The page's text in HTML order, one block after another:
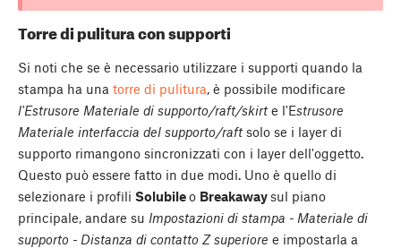
Torre di pulitura con supporti
Si noti che se è necessario utilizzare i supporti quando la
stampa ha una torre di pulitura , è possibile modificare
l'Estrusore Materiale di supporto/raft/skirte l'Estrusore
Materiale interfaccia del supporto/raftsolo se i layer di
supporto rimangono sincronizzati con i layer dell'oggetto.
Questo può essere fatto in due modi. Uno è quello di
selezionare i profili Solubileo Breakaway sul piano
principale, andare su Impostazioni di stampa - Materiale di
supporto - Distanza di contatto Z superiore e impostarla a